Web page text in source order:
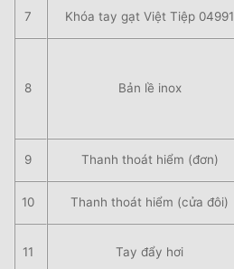
7 Khóa tay gạt Việt Tiệp 04991
8 Bản lề inox
9 Thanh thoát hiểm (đơn)
10 Thanh thoát hiểm (cửa đôi)
11 Tay đẩy hơi